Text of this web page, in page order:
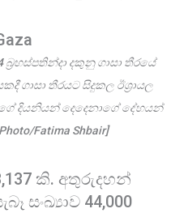
බ්‍රහස්පතින්දා දකුනු ගාසා තීරයේ
ගාසා තීරයට සිදුකල ඊශ්‍රායල
දියනියන් දෙදෙනාගේ දේහයන්
Fatima Shbair]
කි. අතුරුදහන්
සංඛ්‍යාව 44,000